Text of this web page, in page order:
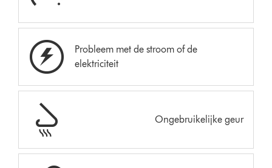
Probleem met de stroom of de
elektriciteit
Ongebruikelijke geur